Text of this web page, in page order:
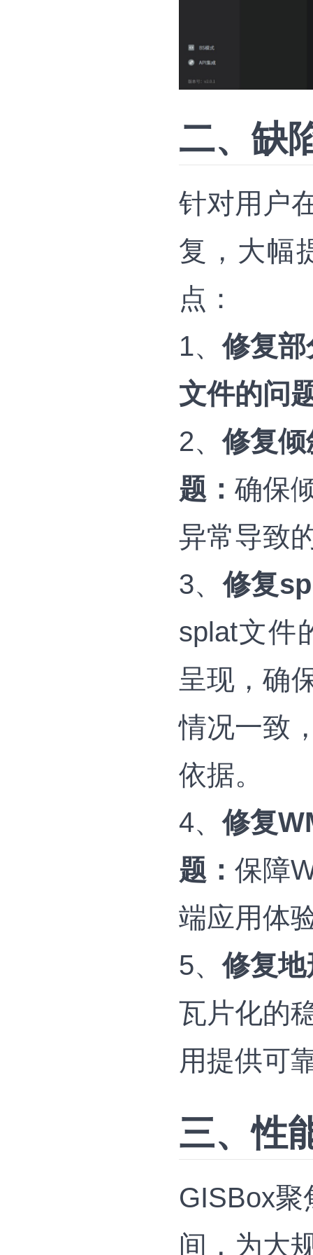
二、缺
针对用户
复，大幅
点：
1、修复
文件的问
2、修复
题： 确保
异常导致
3、修复
splat文件
呈现，确
情况一致
依据。
4、修复
题： 保障
端应用体
5、修复
瓦片化的
用提供可
三、性
GISBox聚
间，为大